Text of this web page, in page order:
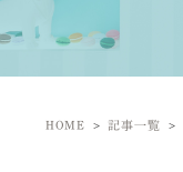
HOME 記事一覧